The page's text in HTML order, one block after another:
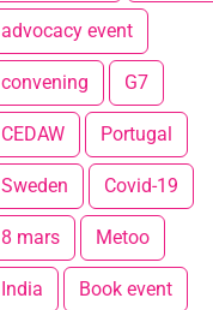
advocacy event
convening G7
CEDAW Portugal
Sweden Covid-19
8 mars Metoo
India Book event